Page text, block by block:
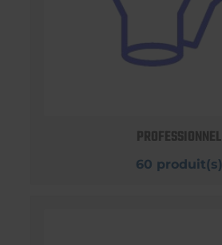
PROFESSIONNEL
60 produit(s)